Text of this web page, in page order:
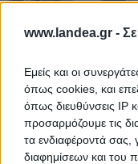
www.landea.gr -
Εμείς και οι
όπως cookies, και
όπως διευθύνσεις IP
προσαρμόζουμε τις
τα ενδιαφέροντά
διαφημίσεων και του
Βιομηχανική
200 τ.μ.